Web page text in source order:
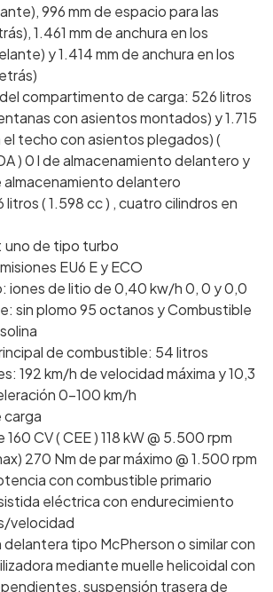
996 mm de espacio para las
1.461 mm de anchura en los
y 1.414 mm de anchura en los
compartimento de carga: 526 litros
con asientos montados) y 1.715
techo con asientos plegados) (
) 0 l de almacenamiento delantero y
delantero
litros ( 1.598 cc ) , cuatro cilindros en
uno de tipo turbo
EU6 E y ECO
iones de litio de 0,40 kw/h 0, 0 y 0,0
sin plomo 95 octanos y Combustible
de combustible: 54 litros
192 km/h de velocidad máxima y 10,3
0-100 km/h
carga
CV ( CEE ) 118 kW @ 5.500 rpm
270 Nm de par máximo @ 1.500 rpm
con combustible primario
eléctrica con endurecimiento
velocidad
delantera tipo McPherson o similar con
mediante muelle helicoidal con
suspensión trasera de